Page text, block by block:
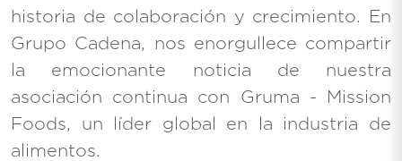
historia de colaboración y crecimiento. En
Grupo Cadena, nos enorgullece compartir
la emocionante noticia de nuestra
asociación continua con Gruma - Mission
Foods, un líder global en la industria de
alimentos.